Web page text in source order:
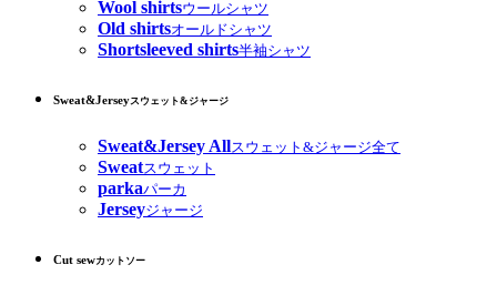
Wool shirtsウールシャツ
Old shirtsオールドシャツ
Shortsleeved shirts半袖シャツ
Sweat&Jerseyスウェット&ジャージ
Sweat&Jersey Allスウェット&ジャージ全て
Sweatスウェット
parkaパーカ
Jerseyジャージ
Cut sewカットソー